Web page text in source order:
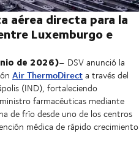
aérea directa para la
Luxemburgo e
de 2026)– DSV anunció la
Air ThermoDirecta través del
(IND), fortaleciendo
farmacéuticas mediante
de frío desde uno de los centros
médica de rápido crecimiento